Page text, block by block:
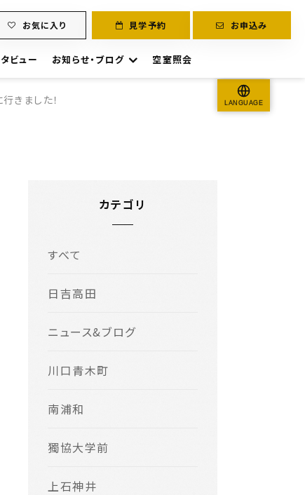
お気に入り 見学予約 お申込み
ビュー お知らせ・ブログ 空室照会
きました！
カテゴリ
すべて
日吉高田
ニュース&ブログ
川口青木町
南浦和
獨協大学前
上石神井
LANGUAGE